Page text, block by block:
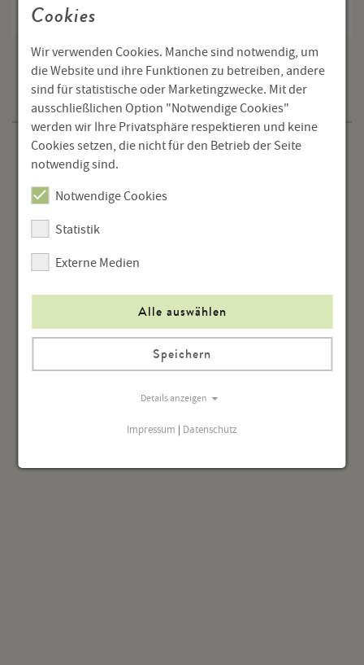
Publikationen
Aktuelle Publikationen
Die Rampe
Hörtheater
Cookies
Wir verwenden Cookies. Manche sind notwendig, um
die Website und ihre Funktionen zu betreiben, andere
sind für statistische oder Marketingzwecke. Mit der
ausschließlichen Option "Notwendige Cookies"
werden wir Ihre Privatsphäre respektieren und keine
Cookies setzen, die nicht für den Betrieb der Seite
notwendig sind.
Notwendige Cookies
Statistik
Externe Medien
Alle auswählen
Speichern
Details anzeigen
Impressum | Datenschutz